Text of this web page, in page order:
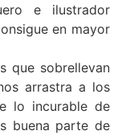
e ilustrador
en mayor
que sobrellevan
arrastra a los
lo incurable de
buena parte de